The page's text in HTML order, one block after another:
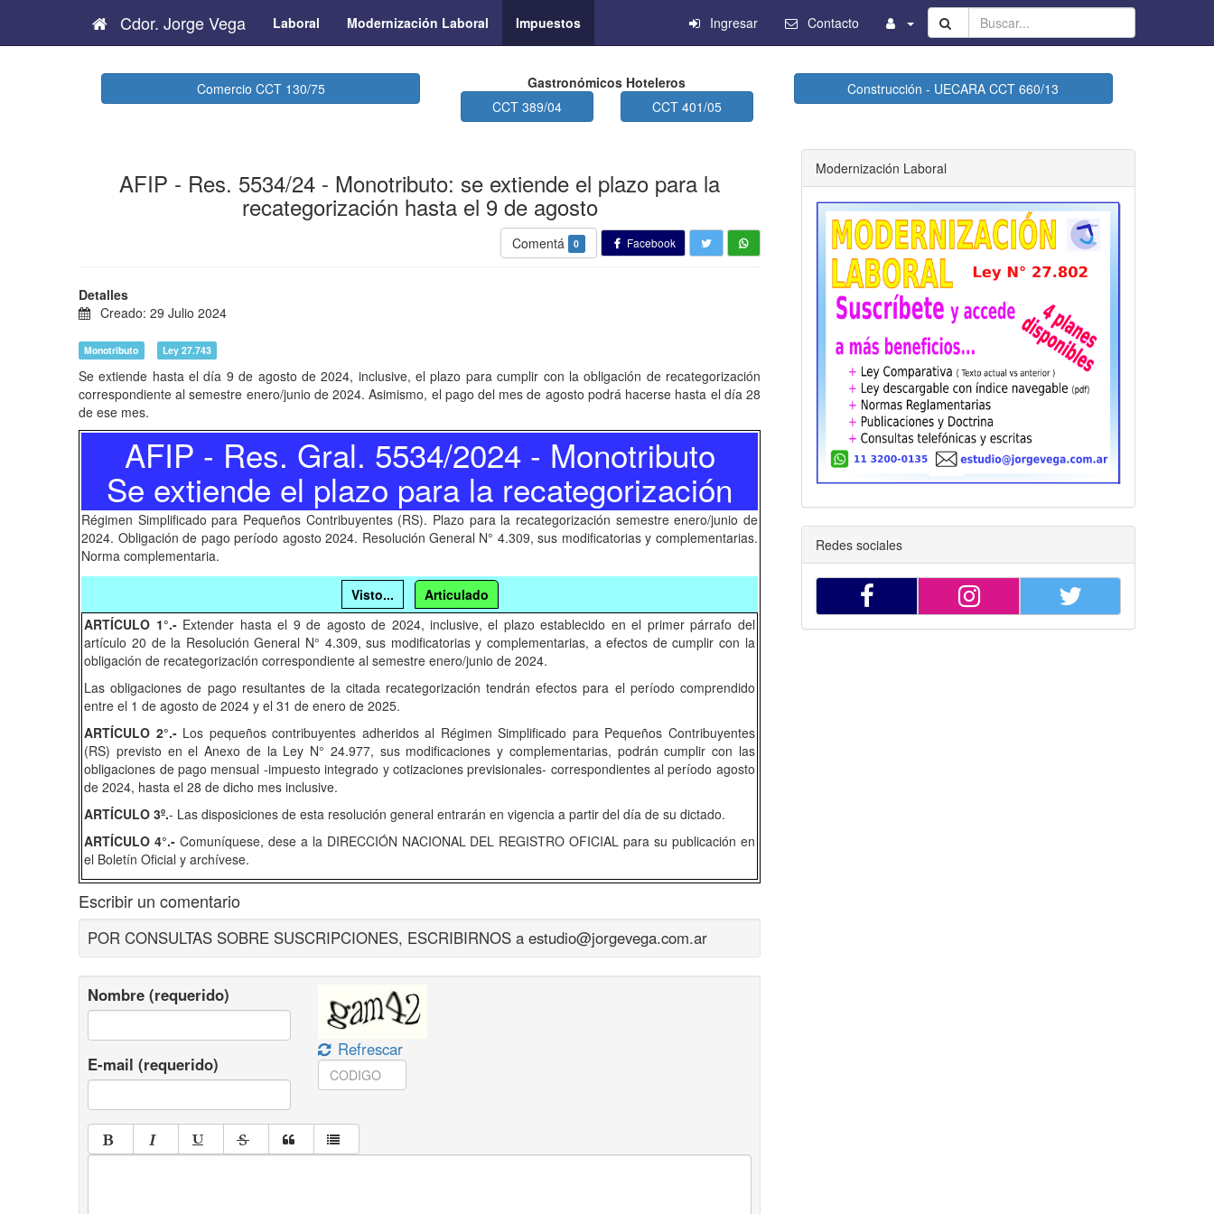
Cdor. Jorge Vega Laboral Modernización Laboral Impuestos Buscar...
Ingresar Contacto
Comercio CCT 130/75
Gastronómicos Hoteleros
CCT 389/04
CCT 401/05
Construcción - UECARA CCT 660/13
AFIP - Res. 5534/24 - Monotributo: se extiende el plazo para la
recategorización hasta el 9 de agosto
Comentá 0 Facebook
Detalles
Creado: 29 Julio 2024
Monotributo Ley 27.743
Se extiende hasta el día 9 de agosto de 2024, inclusive, el plazo para cumplir con la obligación de recategorización
correspondiente al semestre enero/junio de 2024. Asimismo, el pago del mes de agosto podrá hacerse hasta el día 28
de ese mes.
AFIP - Res. Gral. 5534/2024 - Monotributo
Se extiende el plazo para la recategorización
Régimen Simplificado para Pequeños Contribuyentes (RS). Plazo para la recategorización semestre enero/junio de
2024. Obligación de pago período agosto 2024. Resolución General N° 4.309, sus modificatorias y complementarias.
Norma complementaria.
Visto...
Articulado
ARTÍCULO 1°.-Extender hasta el 9 de agosto de 2024, inclusive, el plazo establecido en el primer párrafo del
artículo 20 de la Resolución General N° 4.309, sus modificatorias y complementarias, a efectos de cumplir con la
obligación de recategorización correspondiente al semestre enero/junio de 2024.
Las obligaciones de pago resultantes de la citada recategorización tendrán efectos para el período comprendido
entre el 1 de agosto de 2024 y el 31 de enero de 2025.
ARTÍCULO 2°.-Los pequeños contribuyentes adheridos al Régimen Simplificado para Pequeños Contribuyentes
(RS) previsto en el Anexo de la Ley N° 24.977, sus modificaciones y complementarias, podrán cumplir con las
obligaciones de pago mensual -impuesto integrado y cotizaciones previsionales- correspondientes al período agosto
de 2024, hasta el 28 de dicho mes inclusive.
ARTÍCULO 3º.- Las disposiciones de esta resolución general entrarán en vigencia a partir del día de su dictado.
ARTÍCULO 4°.- Comuníquese, dese a la DIRECCIÓN NACIONAL DEL REGISTRO OFICIAL para su publicación en
el Boletín Oficial y archívese.
Escribir un comentario
POR CONSULTAS SOBRE SUSCRIPCIONES, ESCRIBIRNOS a estudio@jorgevega.com.ar
Nombre (requerido)
E-mail (requerido)
Refrescar
Modernización Laboral
Redes sociales